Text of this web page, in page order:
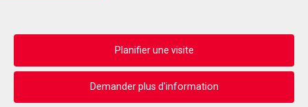
Planifier une visite
Demander plus d'information